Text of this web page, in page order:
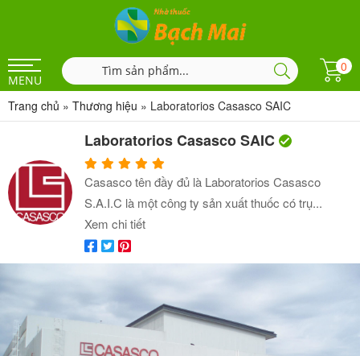
MENU
0
Trang chủ » Thương hiệu » Laboratorios Casasco SAIC
Laboratorios Casasco SAIC
Casasco tên đầy đủ là Laboratorios Casasco
S.A.I.C là một công ty sản xuất thuốc có trụ...
Xem chi tiết